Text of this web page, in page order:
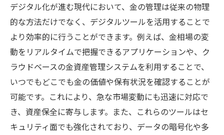
愛知県大府市の特有要因を考慮した判断
金相場が変動する背景を理解し愛知県大府市で
安全に保管する
国際情勢が金相場に与える影響の分析
愛知県大府市の市場動向を知るための情報
地元投資家の動向が相場に与える影響
金保管時に考慮すべきリスク要因
デジタル化が進む現代において、金の管理は従来の物理
的な方法だけでなく、デジタルツールを活用することで
より効率的に行うことができます。例えば、金相場の変
動をリアルタイムで把握できるアプリケーションや、ク
ラウドベースの金資産管理システムを利用することで、
いつでもどこでも金の価値や保有状況を確認することが
可能です。これにより、急な市場変動にも迅速に対応で
き、資産保全に寄与します。また、これらのツールはセ
キュリティ面でも強化されており、データの暗号化や多